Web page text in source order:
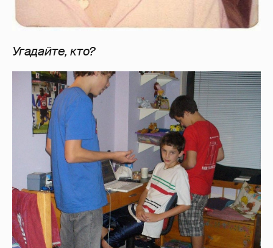
Угадайте, кто?